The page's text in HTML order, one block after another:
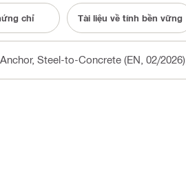
chỉ Tài liệu về tính bền vững
Steel-to-Concrete (EN, 02/2026)